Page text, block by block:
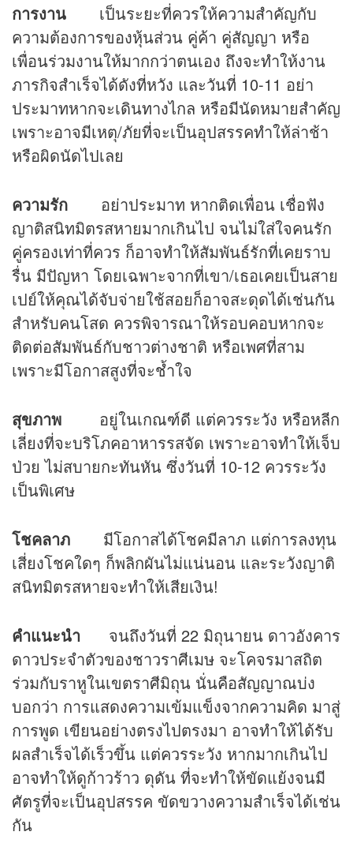
การงาน เป็นระยะที่ควรให้ความสำคัญกับ
ความต้องการของหุ้นส่วน คู่ค้า คู่สัญญา หรือ
เพื่อนร่วมงานให้มากกว่าตนเอง ถึงจะทำให้งาน
ภารกิจสำเร็จได้ดังที่หวัง และวันที่ 10-11 อย่า
ประมาทหากจะเดินทางไกล หรือมีนัดหมายสำคัญ
เพราะอาจมีเหตุ/ภัยที่จะเป็นอุปสรรคทำให้ล่าช้า
หรือผิดนัดไปเลย
ความรัก อย่าประมาท หากติดเพื่อน เชื่อฟัง
ญาติสนิทมิตรสหายมากเกินไป จนไม่ใส่ใจคนรัก
คู่ครองเท่าที่ควร ก็อาจทำให้สัมพันธ์รักที่เคยราบ
รื่น มีปัญหา โดยเฉพาะจากที่เขา/เธอเคยเป็นสาย
เปย์ให้คุณได้จับจ่ายใช้สอยก็อาจสะดุดได้เช่นกัน
สำหรับคนโสด ควรพิจารณาให้รอบคอบหากจะ
ติดต่อสัมพันธ์กับชาวต่างชาติ หรือเพศที่สาม
เพราะมีโอกาสสูงที่จะช้ำใจ
สุขภาพ อยู่ในเกณฑ์ดี แต่ควรระวัง หรือหลีก
เลี่ยงที่จะบริโภคอาหารรสจัด เพราะอาจทำให้เจ็บ
ป่วย ไม่สบายกะทันหัน ซึ่งวันที่ 10-12 ควรระวัง
เป็นพิเศษ
โชคลาภ มีโอกาสได้โชคมีลาภ แต่การลงทุน
เสี่ยงโชคใดๆ ก็พลิกผันไม่แน่นอน และระวังญาติ
สนิทมิตรสหายจะทำให้เสียเงิน!
คำแนะนำ จนถึงวันที่ 22 มิถุนายน ดาวอังคาร
ดาวประจำตัวของชาวราศีเมษ จะโคจรมาสถิต
ร่วมกับราหูในเขตราศีมิถุน นั่นคือสัญญาณบ่ง
บอกว่า การแสดงความเข้มแข็งจากความคิด มาสู่
การพูด เขียนอย่างตรงไปตรงมา อาจทำให้ได้รับ
ผลสำเร็จได้เร็วขึ้น แต่ควรระวัง หากมากเกินไป
อาจทำให้ดูก้าวร้าว ดุดัน ที่จะทำให้ขัดแย้งจนมี
ศัตรูที่จะเป็นอุปสรรค ขัดขวางความสำเร็จได้เช่น
กัน